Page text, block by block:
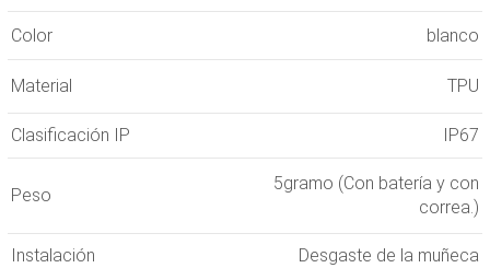
Color blanco
Material TPU
Clasificación IP IP67
Peso
5gramo (Con batería y con
correa.)
Instalación Desgaste de la muñeca